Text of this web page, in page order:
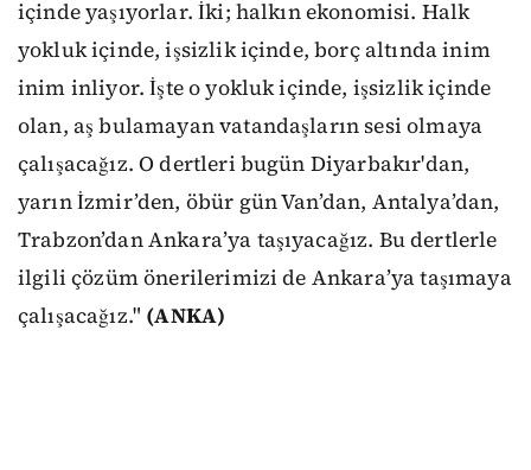
içinde yaşıyorlar. İki; halkın ekonomisi. Halk
yokluk içinde, işsizlik içinde, borç altında inim
inim inliyor. İşte o yokluk içinde, işsizlik içinde
olan, aş bulamayan vatandaşların sesi olmaya
çalışacağız. O dertleri bugün Diyarbakır'dan,
yarın İzmir’den, öbür gün Van’dan, Antalya’dan,
Trabzon’dan Ankara’ya taşıyacağız. Bu dertlerle
ilgili çözüm önerilerimizi de Ankara’ya taşımaya
çalışacağız." (ANKA)